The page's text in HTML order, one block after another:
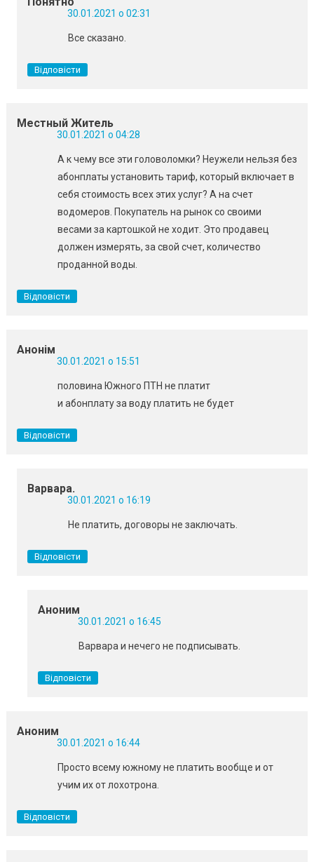
30.01.2021 о 02:31
Все сказано.
Відповісти
Местный Житель
30.01.2021 о 04:28
А к чему все эти головоломки? Неужели нельзя без
абонплаты установить тариф, который включает в
себя стоимость всех этих услуг? А на счет
водомеров. Покупатель на рынок со своими
весами за картошкой не ходит. Это продавец
должен измерять, за свой счет, количество
проданной воды.
Відповісти
Анонім
30.01.2021 о 15:51
половина Южного ПТН не платит
и абонплату за воду платить не будет
Відповісти
Варвара.
30.01.2021 о 16:19
Не платить, договоры не заключать.
Відповісти
Аноним
30.01.2021 о 16:45
Варвара и нечего не подписывать.
Відповісти
Аноним
30.01.2021 о 16:44
Просто всему южному не платить вообще и от
учим их от лохотрона.
Відповісти